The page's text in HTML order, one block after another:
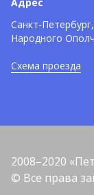
Санкт-
Народного
Схема проезда
2008–2020
© Все права